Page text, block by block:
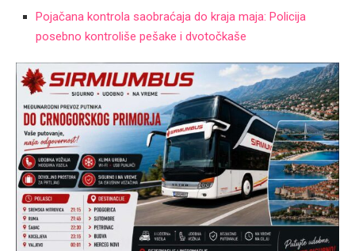
Pojačana kontrola saobraćaja do kraja maja: Policija
posebno kontroliše pešake i dvotočkaše